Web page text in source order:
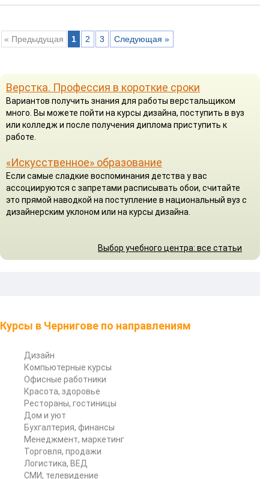
« Предыдущая 1 2 3 Следующая »
Верстка. Профессия в короткие сроки
Вариантов получить знания для работы верстальщиком
много. Вы можете пойти на курсы дизайна, поступить в вуз
или колледж и после получения диплома приступить к
работе.
«Искусственное» образование
Если самые сладкие воспоминания детства у вас
ассоциируются с запретами расписывать обои, считайте
это прямой наводкой на поступление в национальный вуз с
дизайнерским уклоном или на курсы дизайна.
Выбор учебного центра: все статьи
Курсы в Чернигове по направлениям
Дизайн
Компьютерные курсы
Офисные работники
Красота, здоровье
Рестораны, гостиницы
Дом и уют
Бухгалтерия, финансы
Менеджмент, маркетинг
Торговля, продажи
Логистика, ВЕД
СМИ, телевидение